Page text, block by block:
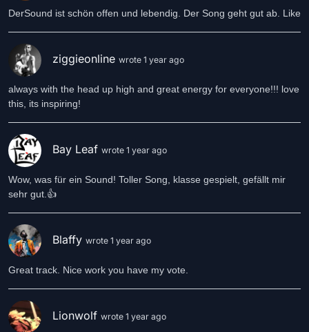
DerSound ist schön offen und lebendig. Der Song geht gut ab. Like
ziggieonline wrote 1 year ago
always with the head up high and great energy for everyone!!! love
this, its inspiring!
Bay Leaf wrote 1 year ago
Wow, was für ein Sound! Toller Song, klasse gespielt, gefällt mir
sehr gut.👍
Blaffy wrote 1 year ago
Great track. Nice work you have my vote.
Lionwolf wrote 1 year ago